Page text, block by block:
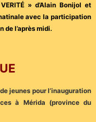
» d’Alain Bonijol et
avec la participation
de l’après midi.
jeunes pour l’inauguration
à Mérida (province du